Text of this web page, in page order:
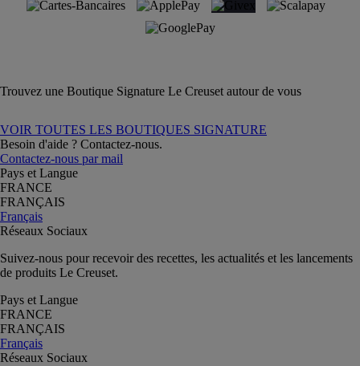
Trouvez une Boutique Signature Le Creuset autour de vous
VOIR TOUTES LES BOUTIQUES SIGNATURE
Besoin d'aide ? Contactez-nous.
Contactez-nous par mail
Pays et Langue
FRANCE
FRANÇAIS
Français
Réseaux Sociaux
Suivez-nous pour recevoir des recettes, les actualités et les lancements
de produits Le Creuset.
Pays et Langue
FRANCE
FRANÇAIS
Français
Réseaux Sociaux